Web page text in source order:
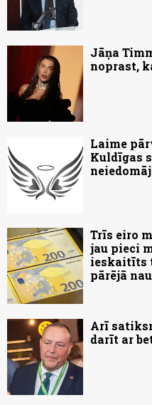
Jāņa
noprast,
Laime
Kuldīgas
Trīs eiro
jau pieci
ieskaitīts
pārējā
Arī
darīt ar